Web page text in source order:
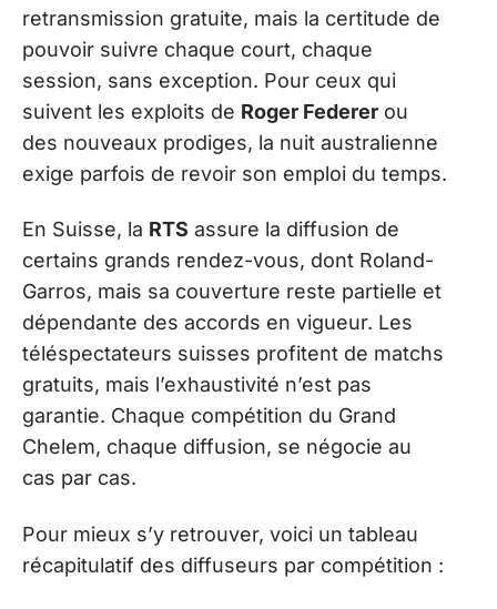
retransmission gratuite, mais la certitude de
pouvoir suivre chaque court, chaque
session, sans exception. Pour ceux qui
suivent les exploits de Roger Federer ou
des nouveaux prodiges, la nuit australienne
exige parfois de revoir son emploi du temps.
En Suisse, la RTS assure la diffusion de
certains grands rendez-vous, dont Roland-
Garros, mais sa couverture reste partielle et
dépendante des accords en vigueur. Les
téléspectateurs suisses profitent de matchs
gratuits, mais l’exhaustivité n’est pas
garantie. Chaque compétition du Grand
Chelem, chaque diffusion, se négocie au
cas par cas.
Pour mieux s’y retrouver, voici un tableau
récapitulatif des diffuseurs par compétition :